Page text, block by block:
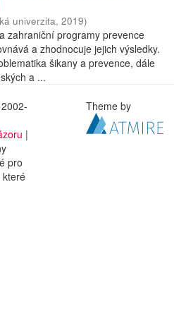
univerzita, 2019)
zahraniční programy prevence
a zhodnocuje jejich výsledky.
šikany a prevence, dále
a ...
|
pro
které
Theme by